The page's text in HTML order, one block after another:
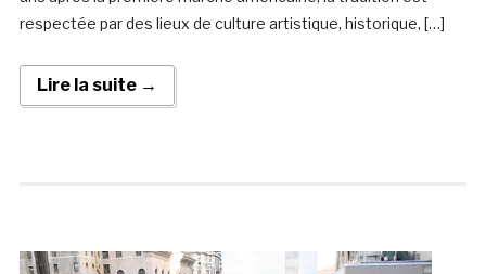
respectée par des lieux de culture artistique, historique, […]
Lire la suite →